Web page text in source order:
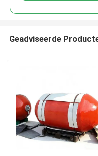
Geadviseerde